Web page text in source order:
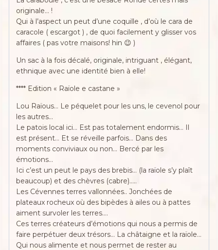
originale… !
Qui à l’aspect un peut d’une coquille , d’où le cara de
caracole ( escargot ) , de quoi facilement y glisser vos
affaires ( pas votre maisons! hin 😉 )
Un sac à la fois décalé, originale, intriguant , élégant,
ethnique avec une identité bien à elle!
**** Edition « Raïole e castane »
Lou Raïous… Le péquelet pour les uns, le cevenol pour
les autres…
Le patois local ici… Est pas totalement endormis… Il
est présent… Et se réveille parfois… Dans des
moments conviviaux ou non… Bercé par les
émotions…
Ici c’est un peut le pays des brebis… (la raïole s’y plaît
beaucoup) et des chèvres (cabre)…..
Les Cévennes terres vallonnées.. Jonchées de
plateaux rocheux où des bipèdes à ailes ou à pattes
aiment survoler les terres….
Ces terres créateurs d’émotions qui nous a permis de
faire perpétuer deux trésors… La châtaigne et la raïole…
Qui nous alimente et nous permet de rester au